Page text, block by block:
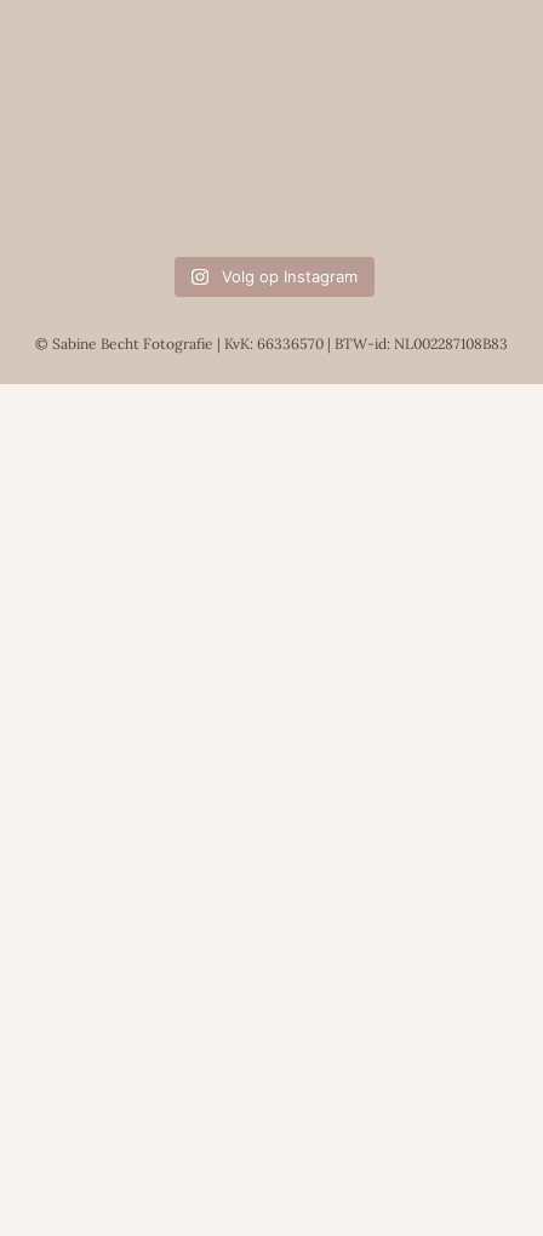
Volg op Instagram
© Sabine Becht Fotografie | KvK: 66336570 | BTW-id: NL002287108B83